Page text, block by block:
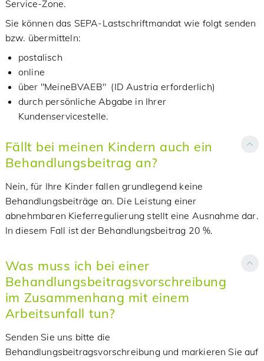
Service-Zone.
Sie können das SEPA-Lastschriftmandat wie folgt senden
bzw. übermitteln:
postalisch
online
über "MeineBVAEB" (ID Austria erforderlich)
durch persönliche Abgabe in Ihrer
Kundenservicestelle.
Fällt bei meinen Kindern auch ein
Behandlungsbeitrag an?
Nein, für Ihre Kinder fallen grundlegend keine
Behandlungsbeiträge an. Die Leistung einer
abnehmbaren Kieferregulierung stellt eine Ausnahme dar.
In diesem Fall ist der Behandlungsbeitrag 20 %.
Was muss ich bei einer
Behandlungsbeitragsvorschreibung
im Zusammenhang mit einem
Arbeitsunfall tun?
Senden Sie uns bitte die
Behandlungsbeitragsvorschreibung und markieren Sie auf